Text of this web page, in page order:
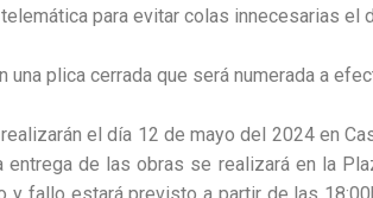
para evitar colas innecesarias el
plica cerrada que será numerada a
el día 12 de mayo del 2024 en
entrega de las obras se realizará en la